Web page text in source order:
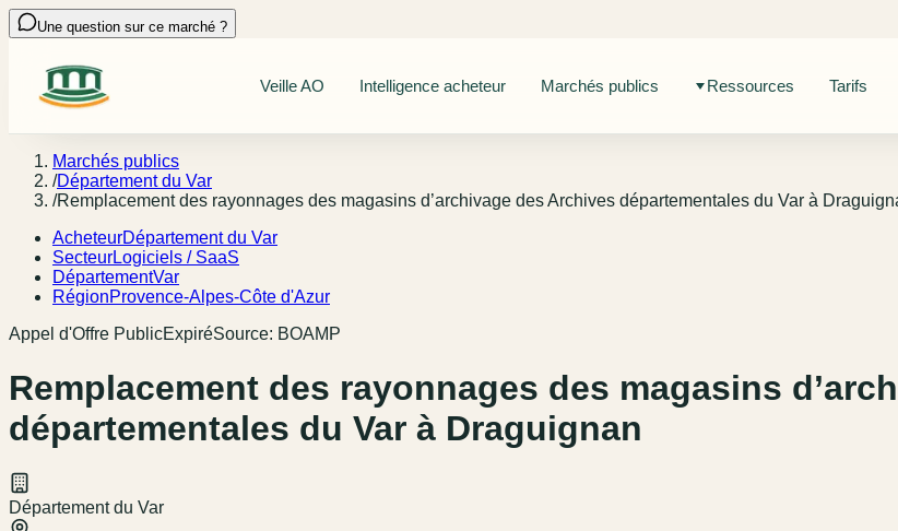
Une question sur ce marché ?
Veille AO Intelligence acheteur Marchés publics Ressources Tarifs
Marchés publics
/Département du Var
/Remplacement des rayonnages des magasins d’archivage des Archives départementales du Var à
AcheteurDépartement du Var
SecteurLogiciels / SaaS
DépartementVar
RégionProvence-Alpes-Côte d'Azur
Appel d'Offre PublicExpiréSource: BOAMP
Remplacement des rayonnages des magasins
départementales du Var à Draguignan
Département du Var